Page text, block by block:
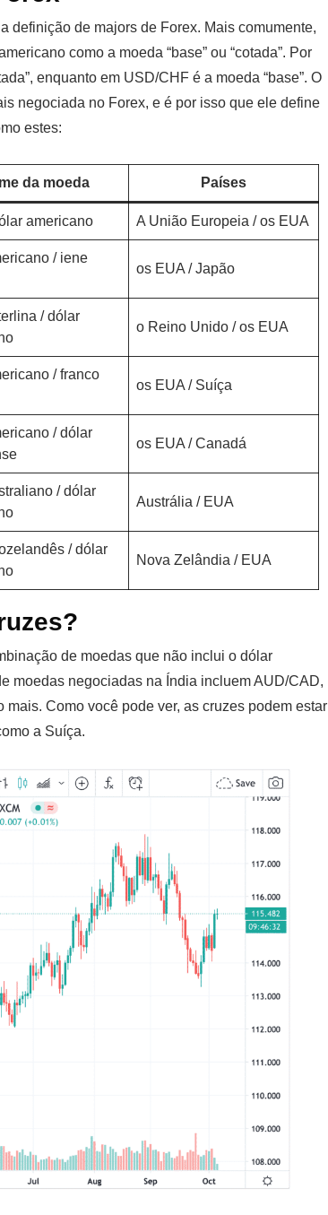
definição de majors de Forex. Mais comumente,
como a moeda “base” ou “cotada”. Por
enquanto em USD/CHF é a moeda “base”. O
negociada no Forex, e é por isso que ele define
estes:
da moeda Países
americano A União Europeia / os EUA
/ iene
os EUA / Japão
/ dólar
o Reino Unido / os EUA
/ franco
os EUA / Suíça
/ dólar
os EUA / Canadá
/ dólar
Austrália / EUA
/ dólar
Nova Zelândia / EUA
de moedas que não inclui o dólar
moedas negociadas na Índia incluem AUD/CAD,
mais. Como você pode ver, as cruzes podem estar
a Suíça.